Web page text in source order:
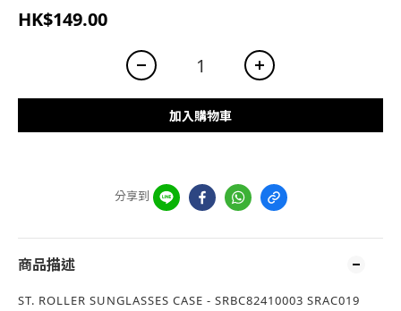
HK$149.00
加入購物車
分享到
商品描述
ST. ROLLER SUNGLASSES CASE - SRBC82410003 SRAC019